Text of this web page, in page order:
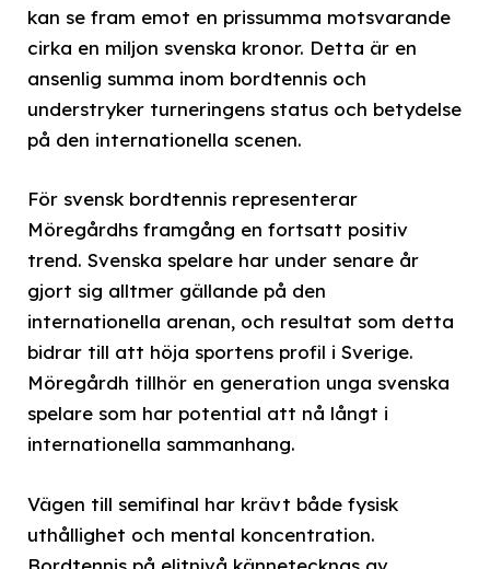
kan se fram emot en prissumma motsvarande
cirka en miljon svenska kronor. Detta är en
ansenlig summa inom bordtennis och
understryker turneringens status och betydelse
på den internationella scenen.
För svensk bordtennis representerar
Möregårdhs framgång en fortsatt positiv
trend. Svenska spelare har under senare år
gjort sig alltmer gällande på den
internationella arenan, och resultat som detta
bidrar till att höja sportens profil i Sverige.
Möregårdh tillhör en generation unga svenska
spelare som har potential att nå långt i
internationella sammanhang.
Vägen till semifinal har krävt både fysisk
uthållighet och mental koncentration.